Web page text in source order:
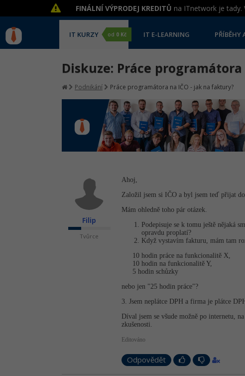
FINÁLNÍ VÝPRODEJ KREDITŮ na ITnetwork je tady.
IT KURZY od 0 Kč IT E-LEARNING PŘÍBĚHY
Diskuze: Práce
Podnikání Práce programátora na IČO - jak na faktury?
Filip
Tvůrce
Ahoj,
Založil jsem si IČO a byl jsem teď přijat
Mám ohledně toho pár otázek.
Podepisuje se k tomu ještě nějaká
opravdu proplatí?
Když vystavím fakturu, mám tam
10 hodin práce na funkcionalitě X,
10 hodin na funkcionalitě Y,
5 hodin schůzky
nebo jen "25 hodin práce"?
3. Jsem neplátce DPH a firma je plátce
Díval jsem se všude možně po internetu,
zkušenosti.
Editováno
Odpovědět